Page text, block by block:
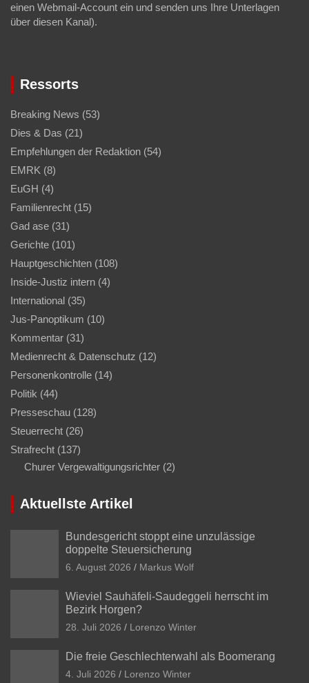
einen Webmail-Account ein und senden uns Ihre Unterlagen
über diesen Kanal).
Ressorts
Breaking News (53)
Dies & Das (21)
Empfehlungen der Redaktion (54)
EMRK (8)
EuGH (4)
Familienrecht (15)
Gad ase (31)
Gerichte (101)
Hauptgeschichten (108)
Inside-Justiz intern (4)
International (35)
Jus-Panoptikum (10)
Kommentar (31)
Medienrecht & Datenschutz (12)
Personenkontrolle (14)
Politik (44)
Presseschau (128)
Steuerrecht (26)
Strafrecht (137)
Churer Vergewaltigungsrichter (2)
Aktuellste Artikel
Bundesgericht stoppt eine unzulässige
doppelte Steuersicherung
6. August 2026 Markus Wolf
Wieviel Sauhäfeli-Saudeggeli herrscht im
Bezirk Horgen?
28. Juli 2026 Lorenzo Winter
Die freie Geschlechterwahl als Boomerang
4. Juli 2026 Lorenzo Winter